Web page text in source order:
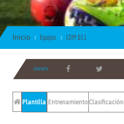
Inicio Equipos CDM 011
COMPARTE
Plantilla EntrenamientosClasificación